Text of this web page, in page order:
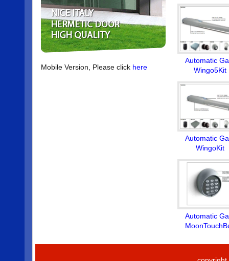
Mobile Version, Please click here
Automatic
Wingo5Kit
Automatic
WingoKit
Automatic